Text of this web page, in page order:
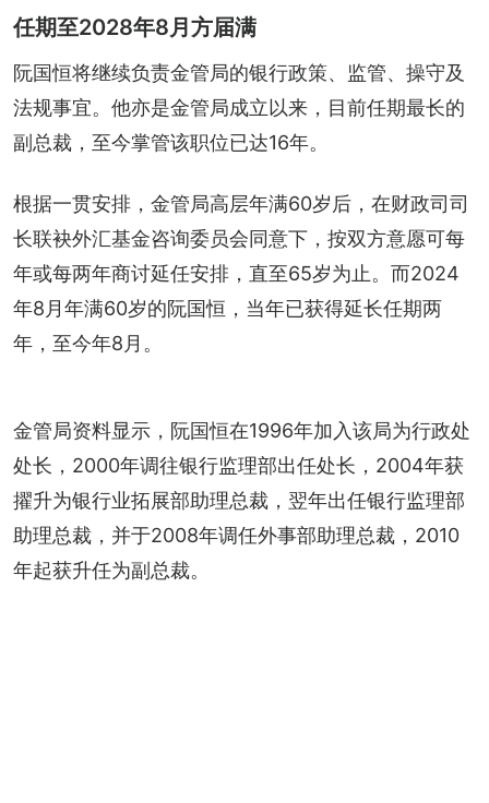
任期至2028年8月方届满
阮国恒将继续负责金管局的银行政策、监管、操守及
法规事宜。他亦是金管局成立以来，目前任期最长的
副总裁，至今掌管该职位已达16年。
根据一贯安排，金管局高层年满60岁后，在财政司司
长联袂外汇基金咨询委员会同意下，按双方意愿可每
年或每两年商讨延任安排，直至65岁为止。而2024
年8月年满60岁的阮国恒，当年已获得延长任期两
年，至今年8月。
金管局资料显示，阮国恒在1996年加入该局为行政处
处长，2000年调往银行监理部出任处长，2004年获
擢升为银行业拓展部助理总裁，翌年出任银行监理部
助理总裁，并于2008年调任外事部助理总裁，2010
年起获升任为副总裁。